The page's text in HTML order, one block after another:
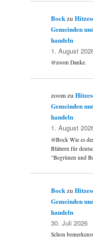
Bockzu
Gemeinden
handeln
1. August
@zoom Danke.
zoomzu
Gemeinden
handeln
1. August
@Bock Wie es
Blättern für
"Begrünen und
Bockzu
Gemeinden
handeln
30. Juli 2026
Schon